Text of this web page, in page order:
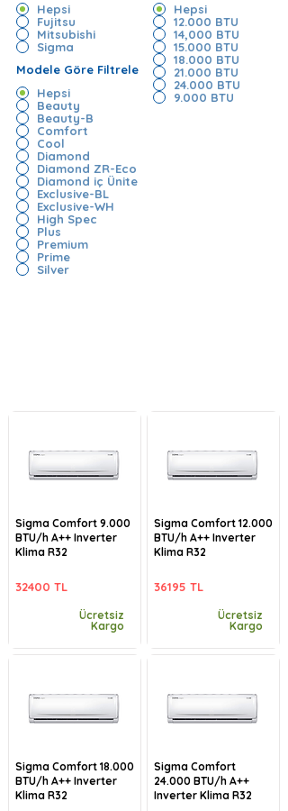
Hepsi
Fujitsu
Mitsubishi
Sigma
Modele Göre Filtrele
Hepsi
Beauty
Beauty-B
Comfort
Cool
Diamond
Diamond ZR-Eco
Diamond iç Ünite
Exclusive-BL
Exclusive-WH
High Spec
Plus
Premium
Prime
Silver
Hepsi
12.000 BTU
14,000 BTU
15.000 BTU
18.000 BTU
21.000 BTU
24.000 BTU
9.000 BTU
Sigma Comfort 9.000
BTU/h A++ Inverter
Klima R32
32400 TL
Ücretsiz
Kargo
Sigma Comfort 18.000
BTU/h A++ Inverter
Klima R32
Sigma Comfort 12.000
BTU/h A++ Inverter
Klima R32
36195 TL
Ücretsiz
Kargo
Sigma Comfort
24.000 BTU/h A++
Inverter Klima R32